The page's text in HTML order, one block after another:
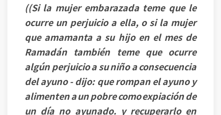
((Si la mujer embarazada teme que le
ocurre un perjuicio a ella, o si la mujer
que ​​amamanta a su hijo en el mes de
Ramadán también teme que ocurre
algún perjuicio a su niño a consecuencia
del ayuno - dijo: que rompan el ayuno y
alimenten a un pobre como expiación de
un día no ayunado. y recuperarlo en